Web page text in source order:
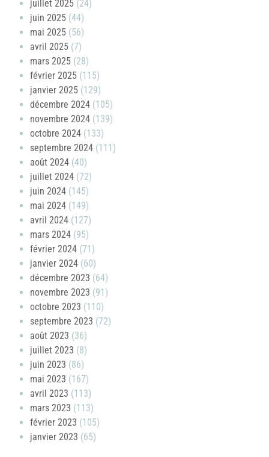
juillet 2025 (24)
juin 2025 (44)
mai 2025 (56)
avril 2025 (7)
mars 2025 (28)
février 2025 (115)
janvier 2025 (129)
décembre 2024 (105)
novembre 2024 (139)
octobre 2024 (133)
septembre 2024 (111)
août 2024 (40)
juillet 2024 (72)
juin 2024 (145)
mai 2024 (149)
avril 2024 (127)
mars 2024 (95)
février 2024 (71)
janvier 2024 (60)
décembre 2023 (64)
novembre 2023 (91)
octobre 2023 (110)
septembre 2023 (72)
août 2023 (36)
juillet 2023 (8)
juin 2023 (86)
mai 2023 (167)
avril 2023 (113)
mars 2023 (113)
février 2023 (105)
janvier 2023 (65)